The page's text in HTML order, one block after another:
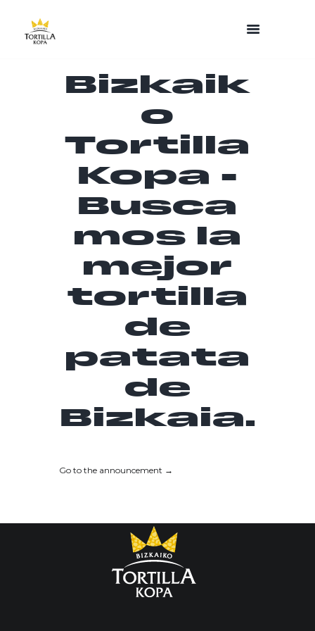
Bizkaik
o
Tortilla
Kopa -
Busca
mos la
mejor
tortilla
de
patata
de
Bizkaia.
Go to the announcement →